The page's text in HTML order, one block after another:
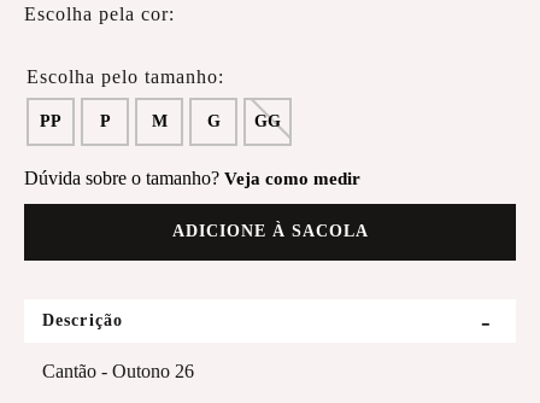
Escolha pela cor:
PP P M G GG
Dúvida sobre o tamanho? Veja como medir
ADICIONE À SACOLA
Descrição
Cantão - Outono 26